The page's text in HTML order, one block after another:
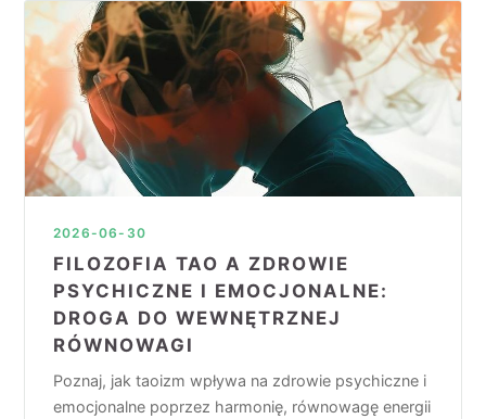
2026-06-30
FILOZOFIA TAO A ZDROWIE
PSYCHICZNE I EMOCJONALNE:
DROGA DO WEWNĘTRZNEJ
RÓWNOWAGI
Poznaj, jak taoizm wpływa na zdrowie psychiczne i
emocjonalne poprzez harmonię, równowagę energii